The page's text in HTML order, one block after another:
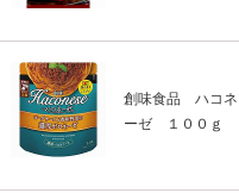
創味食品 ハコネ
ーゼ １００ｇ